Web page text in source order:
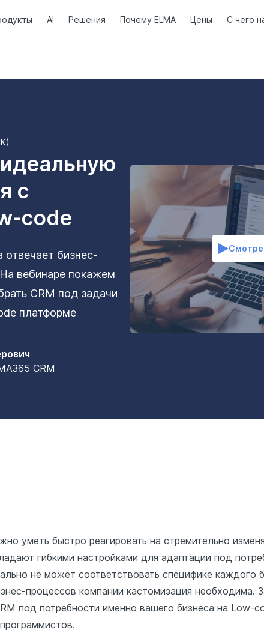
AI Решения Почему ELMA Цены С чего
с
code
отвечает бизнес-
вебинаре покажем
CRM под задачи
платформе
CRM
уметь быстро реагировать на стремительно
гибкими настройками для адаптации под
не может соответствовать специфике каждого
процессов компании кастомизация необходима.
под потребности именно вашего бизнеса на Low-